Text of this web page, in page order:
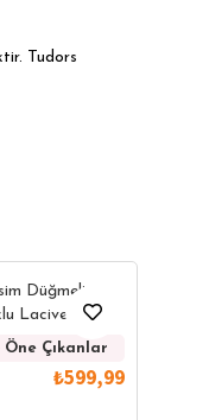
Tudors
Düğmeli
Lacivert
Çıkanlar
₺599,99